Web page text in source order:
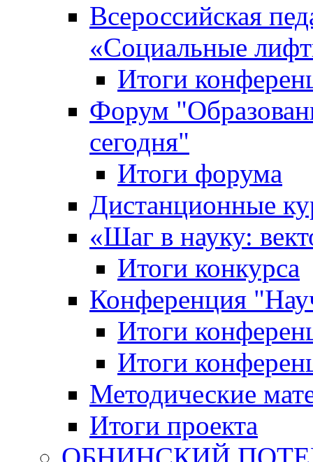
Всероссийская
«Cоциальные
Итоги
Форум
сегодня"
Итоги форума
Дистанционные
«Шаг в науку:
Итоги конкурса
Конференция
Итоги
Итоги
Методические
Итоги проекта